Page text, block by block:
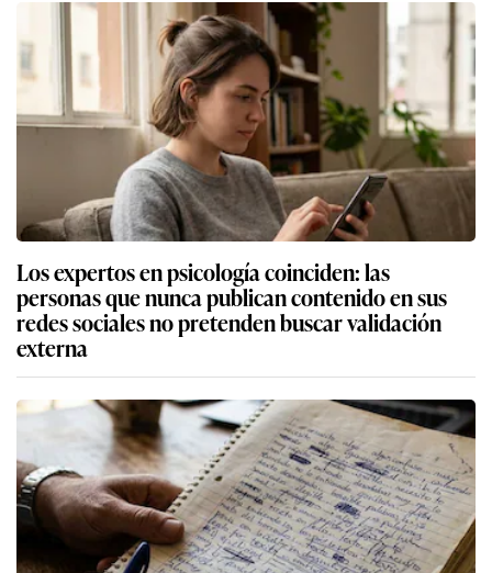
Los expertos en psicología coinciden: las
personas que nunca publican contenido en sus
redes sociales no pretenden buscar validación
externa